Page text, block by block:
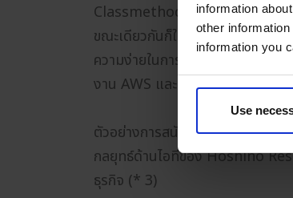
information
other
information you
Use
Classmethod ให้คำปรึกษาในการ
ขณะเดียวกันก็ให้บริการสนับสนุนเพื่
ความง่ายในการใช้งาน ฯลฯ ด้วย
งาน AWS และจัดการปัญหาเหล่านี้
ตัวอย่างการสนับสนุนการเพิ่มประ
กลยุทธ์ด้านไอทีของ Hoshino
ธุรกิจ (* 3)